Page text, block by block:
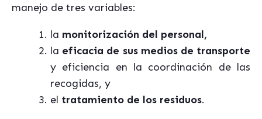
manejo de tres variables:
la monitorización del personal,
la eficacia de sus medios de transporte
y eficiencia en la coordinación de las
recogidas, y
el tratamiento de los residuos.